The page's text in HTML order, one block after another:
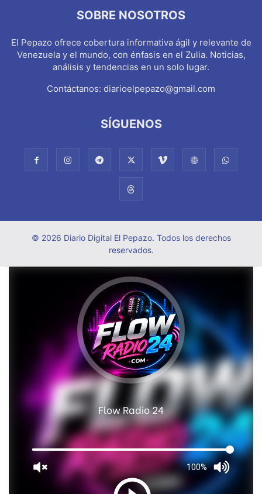
SOBRE NOSOTROS
El Pepazo ofrece cobertura informativa ágil y relevante de
Venezuela y el mundo, con énfasis en el Zulia. Noticias,
análisis y tendencias en un solo lugar.
Contáctanos: diarioelpepazo@gmail.com
SÍGUENOS
© 2026 Diario Digital El Pepazo. Todos los derechos
reservados.